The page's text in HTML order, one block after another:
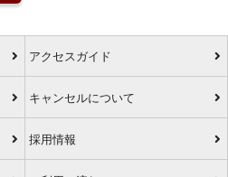
アクセスガイド
キャンセルについて
採用情報